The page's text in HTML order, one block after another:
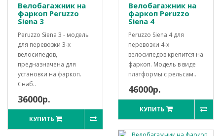
Велобагажник на
фаркоп Peruzzo
Siena 3
Peruzzo Siena 3 - модель
для перевозки 3-х
велосипедов,
предназначена для
установки на фаркоп.
Снаб..
36000р.
КУПИТЬ
Велобагажник на
фаркоп Peruzzo
Siena 4
Peruzzo Siena 4 для
перевозки 4-х
велосипедов крепится на
фаркоп. Модель в виде
платформы с рельсам..
46000р.
КУПИТЬ